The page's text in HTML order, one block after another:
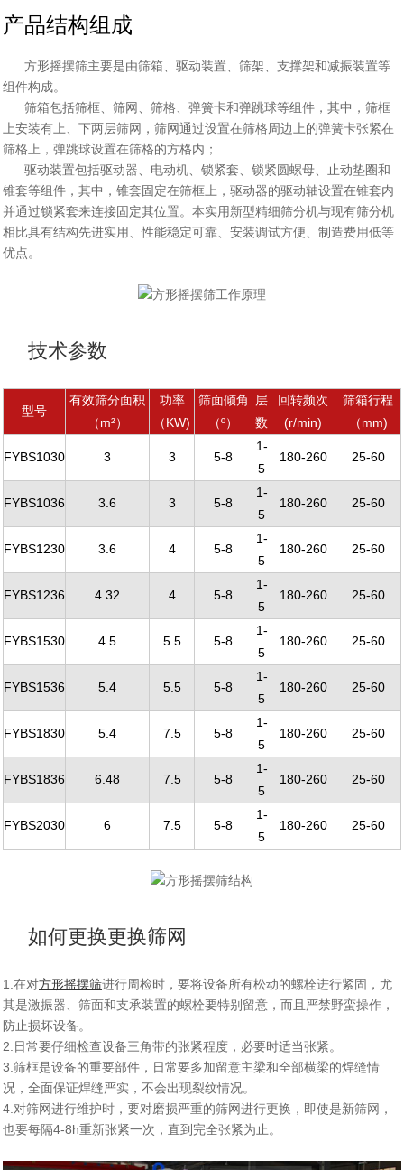
产品结构组成
方形摇摆筛主要是由筛箱、驱动装置、筛架、支撑架和减振装置等
组件构成。
筛箱包括筛框、筛网、筛格、弹簧卡和弹跳球等组件，其中，筛框
上安装有上、下两层筛网，筛网通过设置在筛格周边上的弹簧卡张紧在
筛格上，弹跳球设置在筛格的方格内；
驱动装置包括驱动器、电动机、锁紧套、锁紧圆螺母、止动垫圈和
锥套等组件，其中，锥套固定在筛框上，驱动器的驱动轴设置在锥套内
并通过锁紧套来连接固定其位置。本实用新型精细筛分机与现有筛分机
相比具有结构先进实用、性能稳定可靠、安装调试方便、制造费用低等
优点。
技术参数
型号
有效筛分面积
（m²）
功率
（KW)
筛面倾角
（º）
层
数
回转频次
(r/min)
筛箱行程
（mm)
FYBS1030 3 3 5-8
1-
5
180-260 25-60
FYBS1036 3.6 3 5-8
1-
5
180-260 25-60
FYBS1230 3.6 4 5-8
1-
5
180-260 25-60
FYBS1236 4.32 4 5-8
1-
5
180-260 25-60
FYBS1530 4.5 5.5 5-8
1-
5
180-260 25-60
FYBS1536 5.4 5.5 5-8
1-
5
180-260 25-60
FYBS1830 5.4 7.5 5-8
1-
5
180-260 25-60
FYBS1836 6.48 7.5 5-8
1-
5
180-260 25-60
FYBS2030 6 7.5 5-8
1-
5
180-260 25-60
如何更换更换筛网
1.在对方形摇摆筛进行周检时，要将设备所有松动的螺栓进行紧固，尤
其是激振器、筛面和支承装置的螺栓要特别留意，而且严禁野蛮操作，
防止损坏设备。
2.日常要仔细检查设备三角带的张紧程度，必要时适当张紧。
3.筛框是设备的重要部件，日常要多加留意主梁和全部横梁的焊缝情
况，全面保证焊缝严实，不会出现裂纹情况。
4.对筛网进行维护时，要对磨损严重的筛网进行更换，即使是新筛网，
也要每隔4-8h重新张紧一次，直到完全张紧为止。